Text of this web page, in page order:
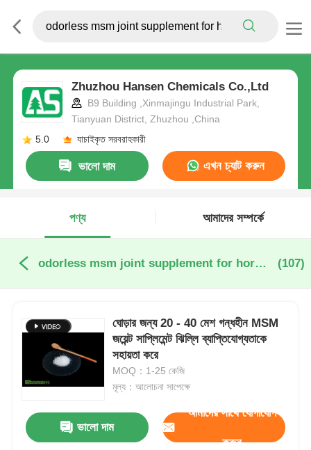
Zhuzhou Hansen Chemicals Co.,Ltd
B9 Building ,Xinmajingu Industrial Park,
Tianyuan District, Zhuzhou ,China
5.0
যাচাইকৃত সরবরাহকারী
ভালো দাম এখন চ্যাট করুন
পণ্য আমাদের সম্পর্কে
odorless msm joint supplement for horses অনলাইন উত্পাদন (107)
ঘোড়ার জন্য 20 - 40 মেশ গন্ধহীন MSM
জয়েন্ট সাপ্লিমেন্ট ঝিল্লি ব্যাপ্তিযোগ্যতাকে
সহায়তা করে
MOQ：1-25 কেজি
মূল্য：আলোচনা সাপেক্ষে
ভালো দাম
আমাদের সাথে যোগাযোগ
করুন